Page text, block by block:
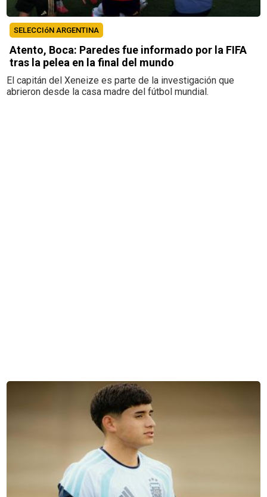
SELECCIóN ARGENTINA
Atento, Boca: Paredes fue informado por la FIFA
tras la pelea en la final del mundo
El capitán del Xeneize es parte de la investigación que
abrieron desde la casa madre del fútbol mundial.